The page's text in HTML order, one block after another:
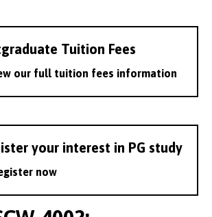
Tuition Fees
our full tuition fees information
your interest in PG study
now